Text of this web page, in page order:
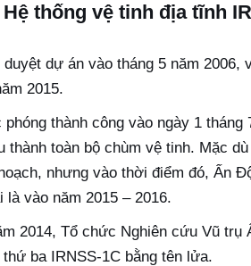
thống vệ tinh địa tĩnh
dự án vào tháng 5 năm
2015.
thành công vào ngày 1
thành toàn bộ chùm vệ tinh. Mặc
nhưng vào thời điểm đó, Ấn
là vào năm 2015 – 2016.
2014, Tổ chức Nghiên cứu Vũ
ba IRNSS-1C bằng tên lửa.